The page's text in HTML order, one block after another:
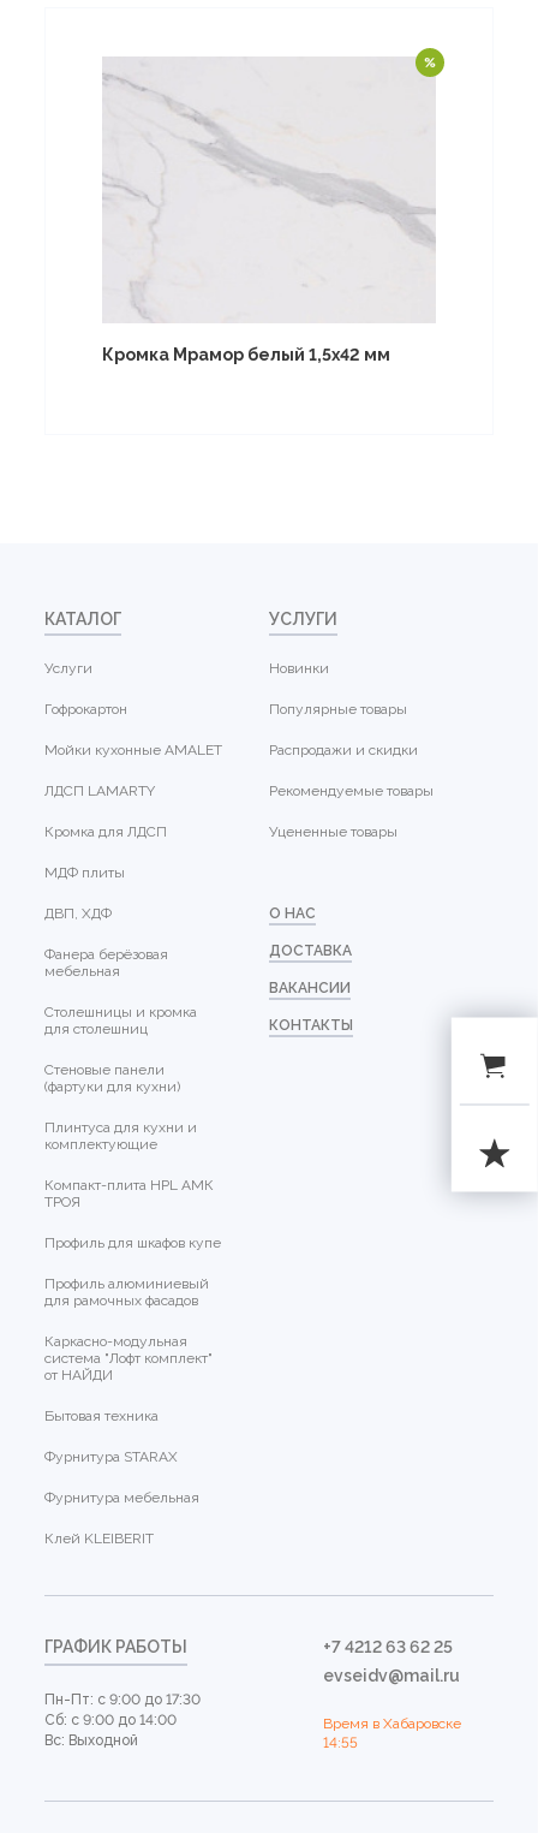
Кромка Мрамор белый 1,5х42 мм
КАТАЛОГ
Услуги
Гофрокартон
Мойки кухонные AMALET
ЛДСП LAMARTY
Кромка для ЛДСП
МДФ плиты
ДВП, ХДФ
Фанера берёзовая
мебельная
Столешницы и кромка
для столешниц
Стеновые панели
(фартуки для кухни)
Плинтуса для кухни и
комплектующие
Компакт-плита HPL АМК
ТРОЯ
Профиль для шкафов купе
Профиль алюминиевый
для рамочных фасадов
Каркасно-модульная
система "Лофт комплект"
от НАЙДИ
Бытовая техника
Фурнитура STARAX
Фурнитура мебельная
Клей KLEIBERIT
УСЛУГИ
Новинки
Популярные товары
Распродажи и скидки
Рекомендуемые товары
Уцененные товары
О НАС
ДОСТАВКА
ВАКАНСИИ
КОНТАКТЫ
ГРАФИК РАБОТЫ
Пн-Пт: с 9:00 до 17:30
Сб: с 9:00 до 14:00
Вс: Выходной
+7 4212 63 62 25
evseidv@mail.ru
Время в Хабаровске
14:55